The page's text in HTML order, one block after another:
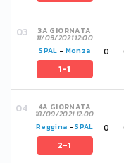
3A GIORNATA
11/09/2021 12:00
SPAL - Monza
1-1
0
4A GIORNATA
18/09/2021 12:00
Reggina -SPAL
2-1
0